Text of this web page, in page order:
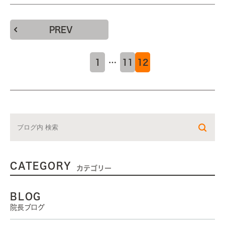
PREV
1 … 11 12
CATEGORY カテゴリー
BLOG
院長ブログ